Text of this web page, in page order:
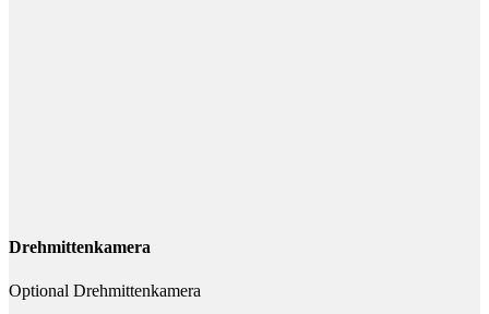
Drehmittenkamera
Optional Drehmittenkamera